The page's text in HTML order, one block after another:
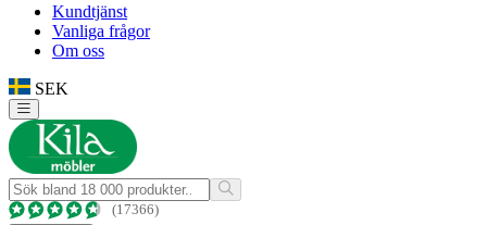
Kundtjänst
Vanliga frågor
Om oss
SEK
(17366)